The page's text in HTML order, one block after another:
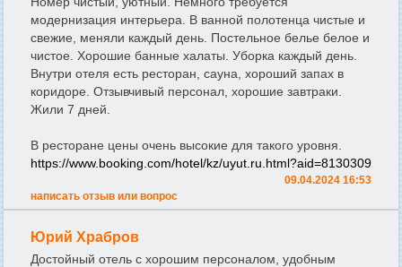
модернизация интерьера. В ванной полотенца чистые и
свежие, меняли каждый день. Постельное белье белое и
чистое. Хорошие банные халаты. Уборка каждый день.
Внутри отеля есть ресторан, сауна, хороший запах в
коридоре. Отзывчивый персонал, хорошие завтраки.
Жили 7 дней.
В ресторане цены очень высокие для такого уровня.
https://www.booking.com/hotel/kz/uyut.ru.html?aid=8130309
09.04.2024 16:53
написать отзыв или вопрос
Юрий Храбров
Достойный отель с хорошим персоналом, удобным